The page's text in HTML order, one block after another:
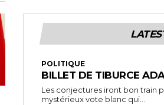
POLITIQUE
BILLET DE TIBURCE
Les conjectures iront bon train
mystérieux vote blanc qui...